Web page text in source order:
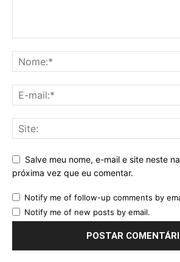
Salve meu nome, e-mail e site neste
próxima vez que eu comentar.
Notify me of follow-up comments by
Notify me of new posts by email.